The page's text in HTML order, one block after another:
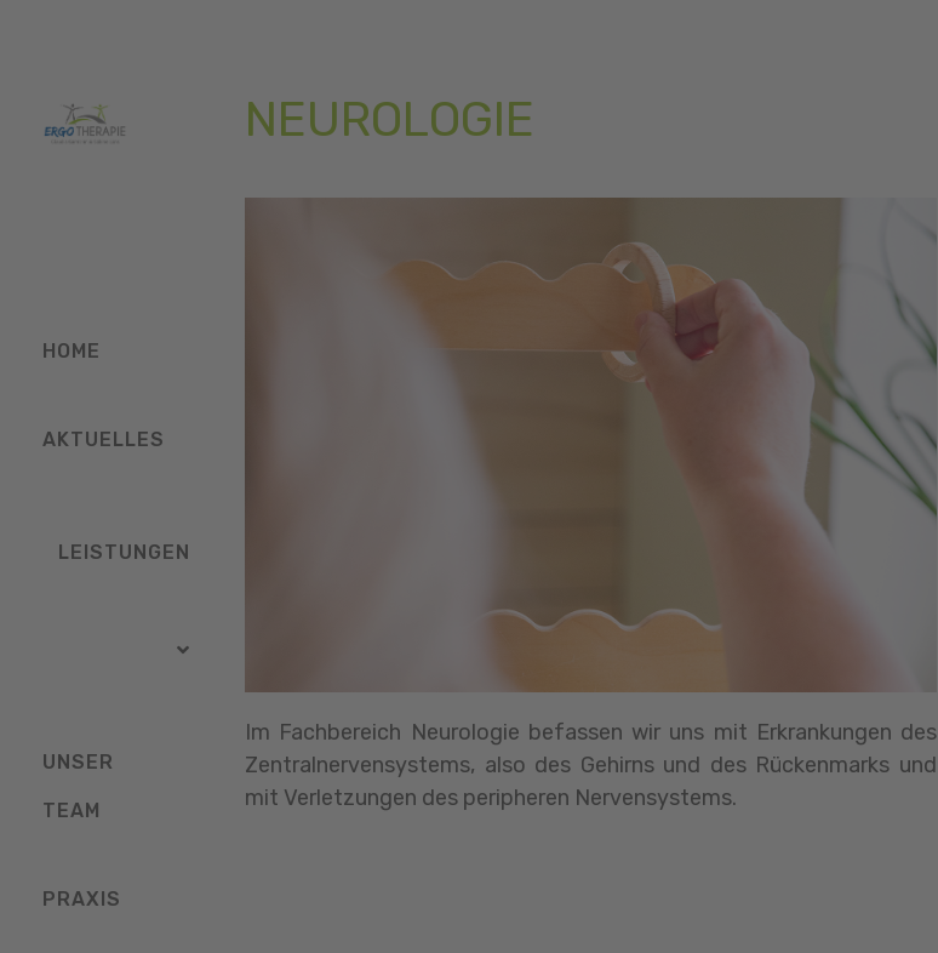
HOME
AKTUELLES
LEISTUNGEN
UNSER
TEAM
PRAXIS
NEUROLOGIE
Im Fachbereich Neurologie befassen wir uns mit Erkrankungen des
Zentralnervensystems, also des Gehirns und des Rückenmarks und
mit Verletzungen des peripheren Nervensystems.